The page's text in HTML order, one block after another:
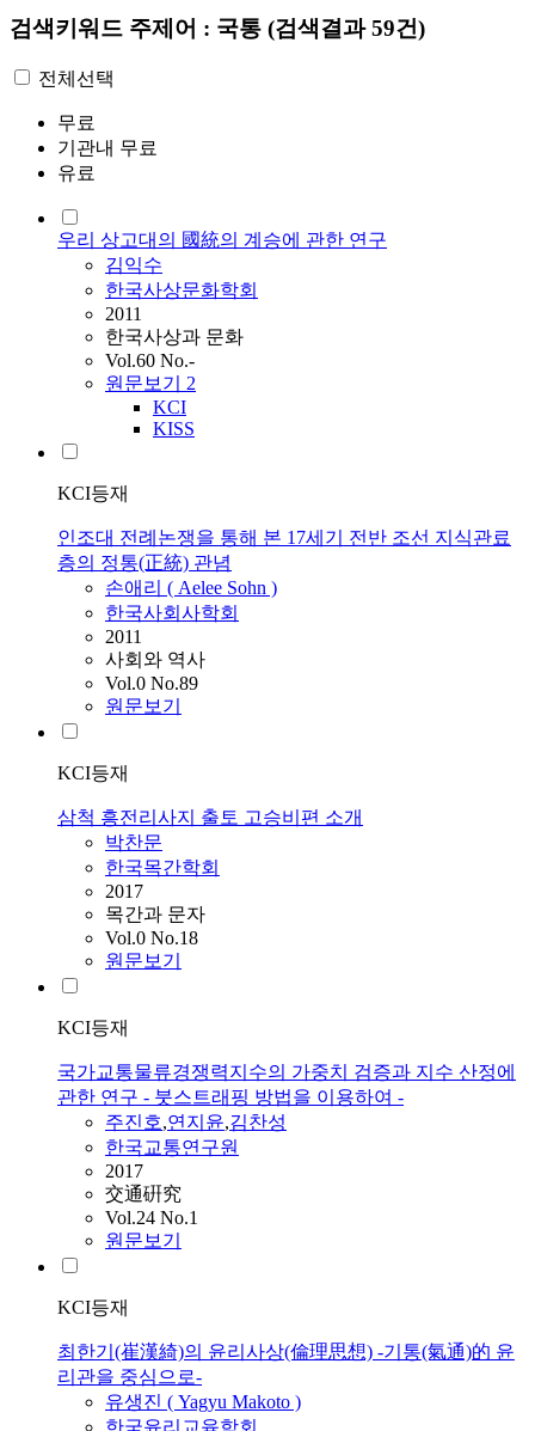
검색키워드 주제어 : 국통 (검색결과 59건)
전체선택
무료
기관내 무료
유료
우리 상고대의 國統의 계승에 관한 연구
김익수
한국사상문화학회
2011
한국사상과 문화
Vol.60 No.-
원문보기 2
KCI
KISS
KCI등재
인조대 전례논쟁을 통해 본 17세기 전반 조선 지식관료
층의 정통(正統) 관념
손애리 ( Aelee Sohn )
한국사회사학회
2011
사회와 역사
Vol.0 No.89
원문보기
KCI등재
삼척 흥전리사지 출토 고승비편 소개
박찬문
한국목간학회
2017
목간과 문자
Vol.0 No.18
원문보기
KCI등재
국가교통물류경쟁력지수의 가중치 검증과 지수 산정에
관한 연구 - 붓스트래핑 방법을 이용하여 -
주진호,연지윤,김찬성
한국교통연구원
2017
交通硏究
Vol.24 No.1
원문보기
KCI등재
최한기(崔漢綺)의 윤리사상(倫理思想) -기통(氣通)的 윤
리관을 중심으로-
유생진 ( Yagyu Makoto )